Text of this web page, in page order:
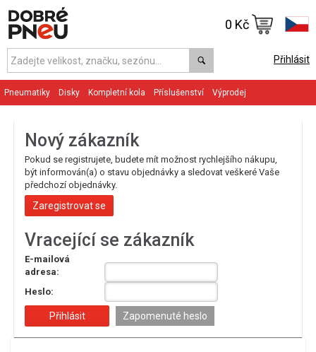
Přihlásit
0 Kč
Pneumatiky Disky Kompletní kola Příslušenství Výprodej
Nový zákazník
Pokud se registrujete, budete mít možnost rychlejšího nákupu,
být informován(a) o stavu objednávky a sledovat veškeré Vaše
předchozí objednávky.
Zaregistrovat se
Vracející se zákazník
E-mailová
adresa:
Heslo:
Zapomenuté heslo